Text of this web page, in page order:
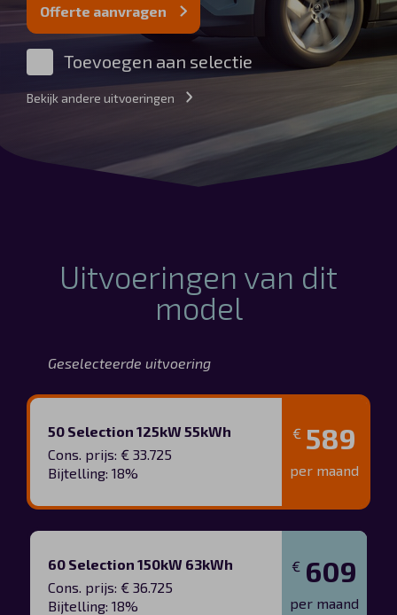
Offerte aanvragen
Toevoegen aan selectie
Bekijk andere uitvoeringen
Uitvoeringen van dit
model
Geselecteerde uitvoering
50 Selection 125kW 55kWh
Cons. prijs: € 33.725
Bijtelling: 18%
€ 589
per maand
60 Selection 150kW 63kWh
Cons. prijs: € 36.725
Bijtelling: 18%
€ 609
per maand
Automerken
Vragen?